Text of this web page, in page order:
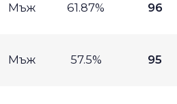
Мъж 61.87% 96
Мъж 57.5% 95